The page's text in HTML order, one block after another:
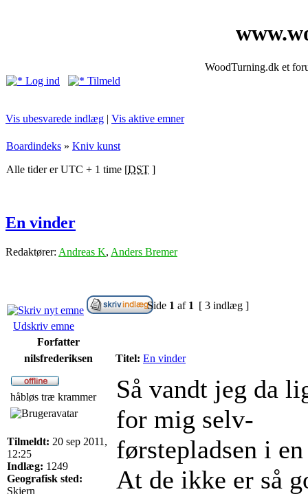
WoodTurning.dk et
Log ind
Tilmeld
Vis ubesvarede indlæg | Vis aktive emner
Boardindeks » Kniv kunst
Alle tider er UTC + 1 time [DST ]
En vinder
Redaktører: Andreas K, Anders Bremer
Side 1 af 1 [ 3 indlæg ]
Udskriv emne
Forfatter
nilsfrederiksen
Titel: En vinder
håbløs træ krammer
Tilmeldt: 20 sep 2011,
12:25
Indlæg: 1249
Geografisk sted:
Skjern
Så vandt jeg da
for mig selv-
førstepladsen i
At de ikke er så